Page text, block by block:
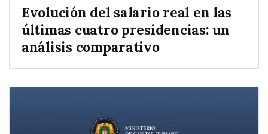
Evolución del salario real en las
últimas cuatro presidencias: un
análisis comparativo